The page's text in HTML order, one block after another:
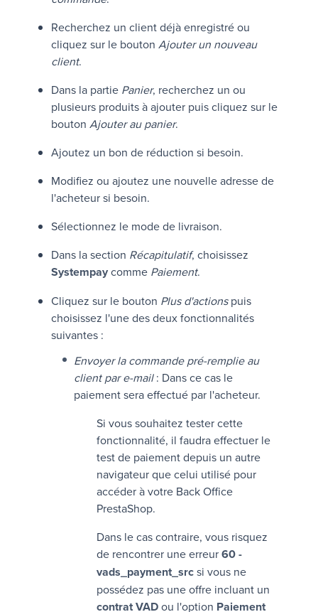
Recherchez un client déjà enregistré ou
cliquez sur le bouton Ajouter un nouveau
client.
Dans la partie Panier, recherchez un ou
plusieurs produits à ajouter puis cliquez sur le
bouton Ajouter au panier.
Ajoutez un bon de réduction si besoin.
Modifiez ou ajoutez une nouvelle adresse de
l'acheteur si besoin.
Sélectionnez le mode de livraison.
Dans la section Récapitulatif, choisissez
Systempaycomme Paiement.
Cliquez sur le bouton Plus d'actionspuis
choisissez l'une des deux fonctionnalités
suivantes :
Envoyer la commande pré-remplie au
client par e-mail: Dans ce cas le
paiement sera effectué par l'acheteur.
Si vous souhaitez tester cette
fonctionnalité, il faudra effectuer le
test de paiement depuis un autre
navigateur que celui utilisé pour
accéder à votre Back Office
PrestaShop.
Dans le cas contraire, vous risquez
de rencontrer une erreur60 -
vads_payment_srcsi vous ne
possédez pas une offre incluant un
contrat VADou l'option Paiement